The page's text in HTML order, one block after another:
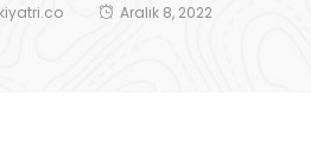
Aralık 8, 2022